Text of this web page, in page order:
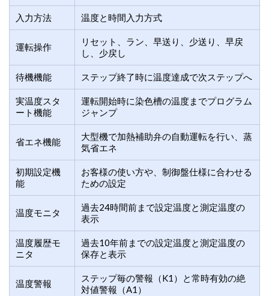
入力方法 温度と時間入力方式
運転操作
リセット、ラン、早送り、少送り、早戻
し、少戻し
待機機能 ステップ終了時に温度達成で次ステップへ
実温度スタ
ート機能
運転開始時に染色槽の温度までプログラム
ジャンプ
省エネ機能
大型機で加熱補助弁の自動運転を行い、蒸
気省エネ
初期設定機
能
お客様の使い方や、制御盤仕様に合わせる
ための設定
温度モニタ
過去24時間前まで設定温度と測定温度の
表示
温度履歴モ
ニタ
過去10年前までの設定温度と測定温度の
保存と表示
温度警報
ステップ毎の警報（K1）と常時有効の絶
対値警報（A1）